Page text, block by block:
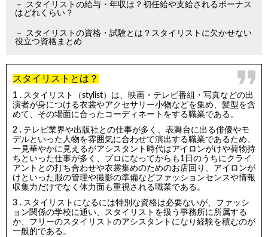
スタイリストの給与・年収は？初任給や支給されるボーナス
はどれくらい？
スタイリストの資格・試験とは？スタイリストに欠かせない
役立つ資格まとめ
スタイリストとは？
スタイリスト（stylist）は、映画・テレビ番組・写真などの出
演者が身につける衣裳やアクセサリー小物などを集め、髪型を含
めて、その場面に合ったコーディネートをする職業である。
テレビ業界や出版社との仕事が多く、表舞台に出る俳優やモ
デルといった人物を雰囲気に合わせて演出する職業であるため、
一見華やかに見えるがアシスタント時代はアイロンがけや荷物持
ちといった仕事が多く、プロになってからも1日のうちにクライ
アントとの打ち合わせや衣裳集めのためのお店回り、アイロンが
けといった服の管理や撮影の準備などファッションセンスや情報
収集力だけでなく体力面も重視される職業である。
スタイリストになるには特別な資格は必要ないが、ファッシ
ョン関係の学校に通い、スタイリストを扱う事務所に所属する
か、フリーのスタイリストのアシスタントになり経験を積むのが
一般的である。